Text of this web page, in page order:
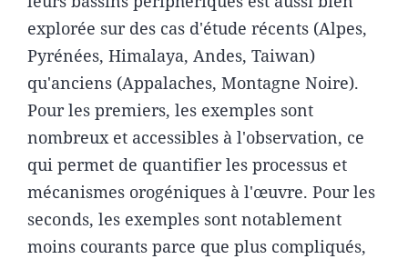
explorée sur des cas d'étude récents (Alpes,
Pyrénées, Himalaya, Andes, Taiwan)
qu'anciens (Appalaches, Montagne Noire).
Pour les premiers, les exemples sont
nombreux et accessibles à l'observation, ce
qui permet de quantifier les processus et
mécanismes orogéniques à l'œuvre. Pour les
seconds, les exemples sont notablement
moins courants parce que plus compliqués,